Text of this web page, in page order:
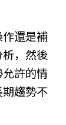
還是補
，然後
許的情
趨勢不